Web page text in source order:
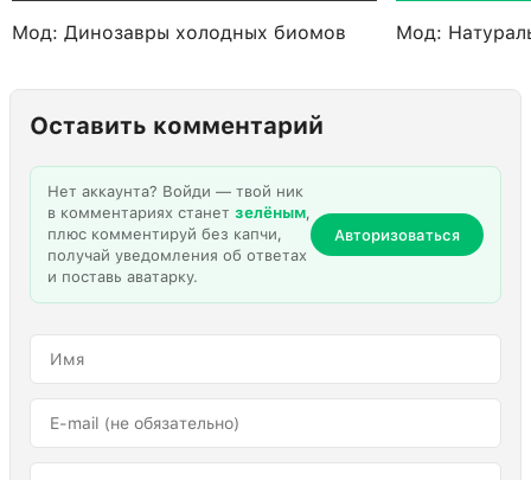
Мод: Динозавры холодных биомов Мод:
Оставить комментарий
Нет аккаунта? Войди — твой ник
в комментариях станет зелёным,
плюс комментируй без капчи,
получай уведомления об ответах
и поставь аватарку.
Авторизоваться